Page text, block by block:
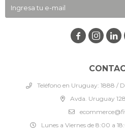
Teléfono en Uruguay: 1888 /
Avda. Uruguay
Lunes a Viernes de 8:00 a
  